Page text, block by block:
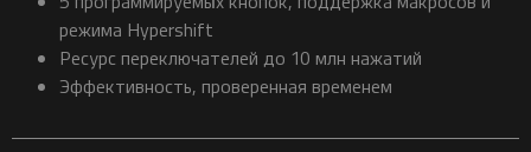
режима Hypershift
Ресурс переключателей до 10 млн нажатий
Эффективность, проверенная временем